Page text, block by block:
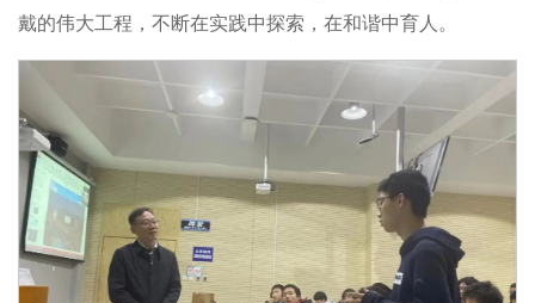
戴的伟大工程，不断在实践中探索，在和谐中育人。